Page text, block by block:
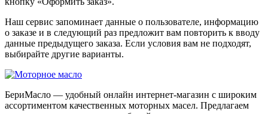
Наш сервис запоминает данные о пользователе, информацию
о заказе и в следующий раз предложит вам повторить к вводу
данные предыдущего заказа. Если условия вам не подходят,
выбирайте другие варианты.
БериМасло — удобный онлайн интернет-магазин с широким
ассортиментом качественных моторных масел. Предлагаем